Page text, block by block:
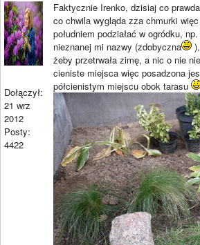
Dołączył:
21 wrz
2012
Posty:
4422
Faktycznie Irenko, dzisiaj co
co chwila wygląda zza chmurki
południem podziałać w ogródku,
nieznanej mi nazwy (zdobyczna
żeby przetrwała zimę, a nic o nie
cieniste miejsca więc posadzona
półcienistym miejscu obok tarasu